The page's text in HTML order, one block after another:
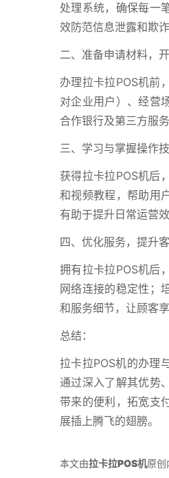
处理系统，确保每一
效防范信息泄露和欺
二、准备申请材料，
办理拉卡拉POS机前
对企业用户）、经营
合作银行及第三方服
三、学习与掌握操作
获得拉卡拉POS机后
和视频教程，帮助用
有助于提升日常运营
四、优化服务，提升
拥有拉卡拉POS机后
网络连接的稳定性；
和服务细节，让顾客
总结：
拉卡拉POS机的办理
通过深入了解其优势
带来的便利，拓宽支
展插上腾飞的翅膀。
本文由拉卡拉POS机原创